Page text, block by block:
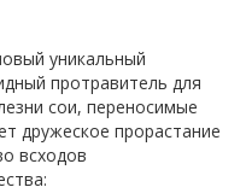
уникальный
протравитель для
сои, переносимые
дружеское прорастание
всходов